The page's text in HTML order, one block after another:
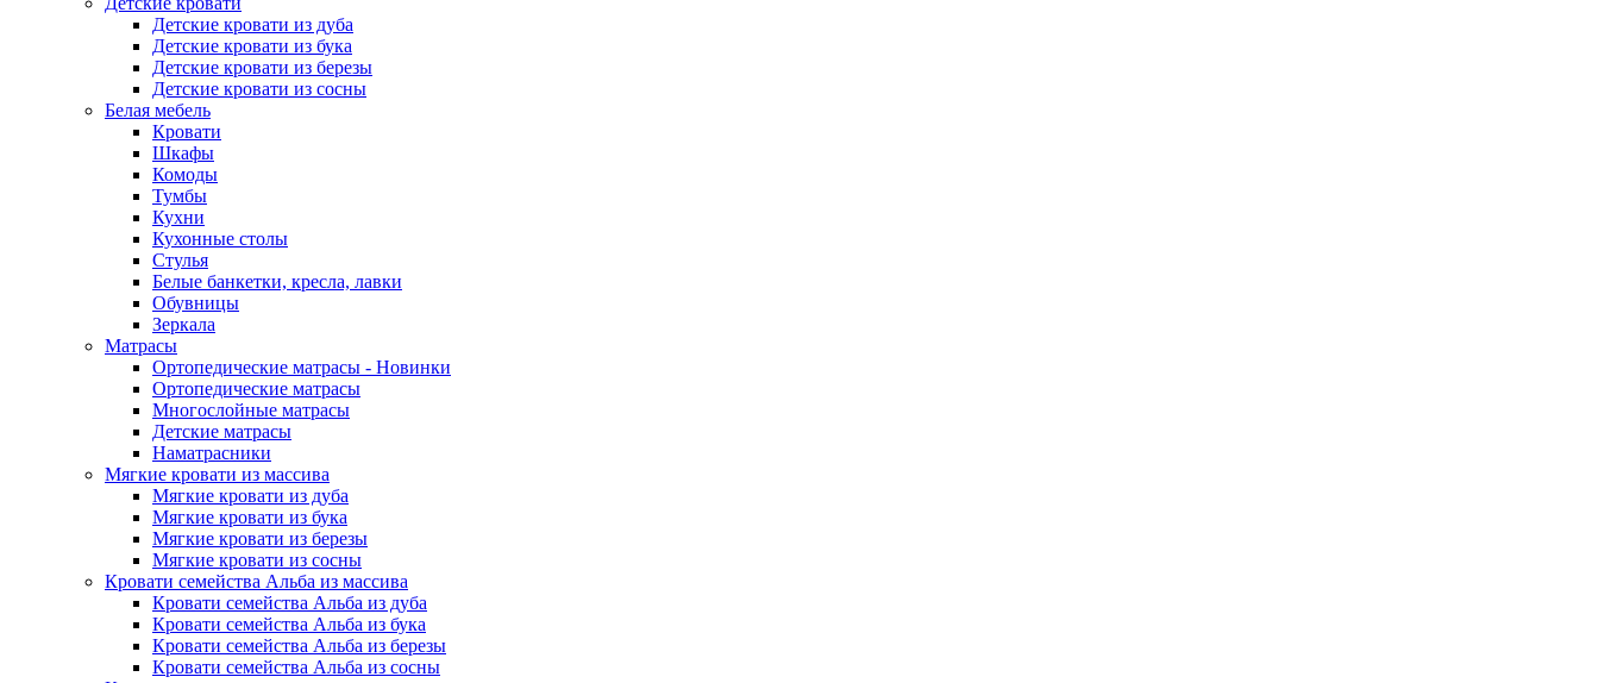
Детские кровати из дуба
Детские кровати из бука
Детские кровати из березы
Детские кровати из сосны
Белая мебель
Кровати
Шкафы
Комоды
Тумбы
Кухни
Кухонные столы
Стулья
Белые банкетки, кресла, лавки
Обувницы
Зеркала
Матрасы
Ортопедические матрасы - Новинки
Ортопедические матрасы
Многослойные матрасы
Детские матрасы
Наматрасники
Мягкие кровати из массива
Мягкие кровати из дуба
Мягкие кровати из бука
Мягкие кровати из березы
Мягкие кровати из сосны
Кровати семейства Альба из массива
Кровати семейства Альба из дуба
Кровати семейства Альба из бука
Кровати семейства Альба из березы
Кровати семейства Альба из сосны